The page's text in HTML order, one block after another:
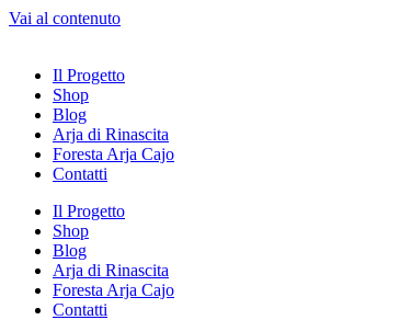
Vai al contenuto
Il Progetto
Shop
Blog
Arja di Rinascita
Foresta Arja Cajo
Contatti
Il Progetto
Shop
Blog
Arja di Rinascita
Foresta Arja Cajo
Contatti